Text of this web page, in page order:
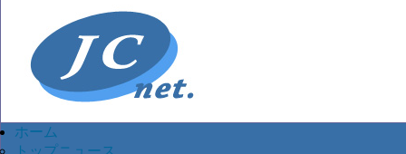
ホーム
トップニュース